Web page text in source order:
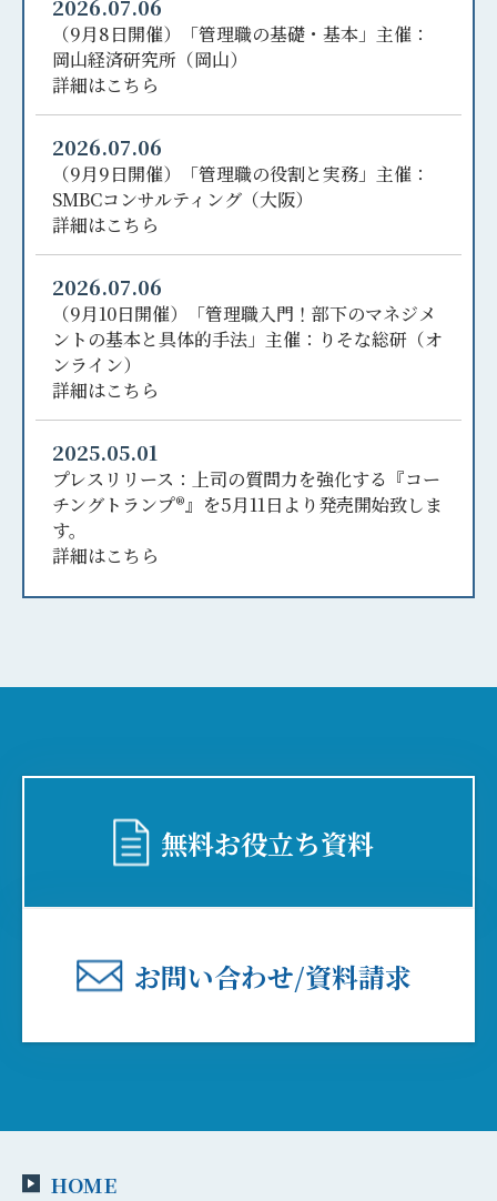
2026.07.06
（9月8日開催）「管理職の基礎・基本」主催：
岡山経済研究所（岡山）
詳細はこちら
2026.07.06
（9月9日開催）「管理職の役割と実務」主催：
SMBCコンサルティング（大阪）
詳細はこちら
2026.07.06
（9月10日開催）「管理職入門！部下のマネジメ
ントの基本と具体的手法」主催：りそな総研（オ
ンライン）
詳細はこちら
2025.05.01
プレスリリース：上司の質問力を強化する『コー
チングトランプ®』を5月11日より発売開始致しま
す。
詳細はこちら
無料お役⽴ち資料
お問い合わせ/資料請求
HOME